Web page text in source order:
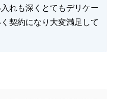
れも深くとてもデリケー
契約になり大変満足して